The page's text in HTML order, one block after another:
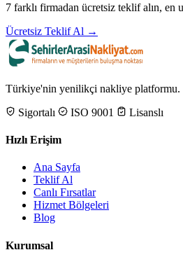
7 farklı firmadan ücretsiz teklif alın,
Ücretsiz Teklif Al →
Türkiye'nin yenilikçi nakliye platformu.
Sigortalı
ISO 9001 Lisanslı
Hızlı Erişim
Ana Sayfa
Teklif Al
Canlı Fırsatlar
Hizmet Bölgeleri
Blog
Kurumsal